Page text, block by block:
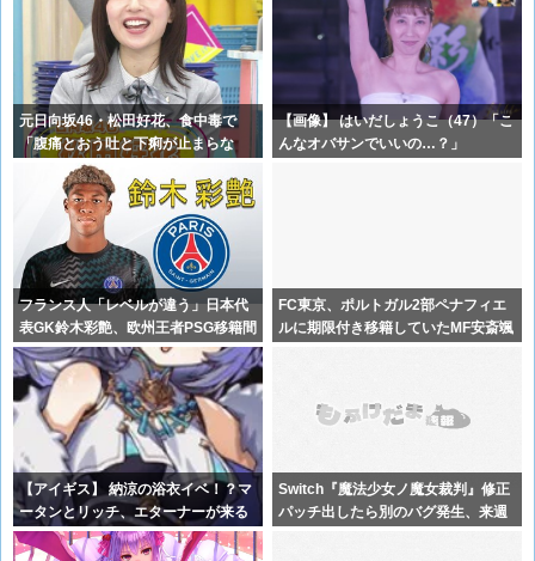
元日向坂46・松田好花、食中毒で
「腹痛とおう吐と下痢が止まらな
い」原因は
【画像】 はいだしょうこ（47）「こ
んなオバサンでいいの…？」
フランス人「レベルが違う」日本代
表GK鈴木彩艶、欧州王者PSG移籍間
近に
FC東京、ポルトガル2部ペナフィエ
ルに期限付き移籍していたMF安斎颯
【アイギス】 納涼の浴衣イベ！？マ
ータンとリッチ、エターナーが来る
模様！
Switch『魔法少女ノ魔女裁判』修正
パッチ出したら別のバグ発生、来週